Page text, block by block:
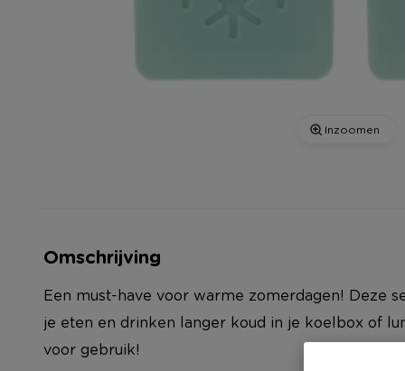
Inzoomen
Omschrijving
Een must-have voor warme zomerdagen! Deze
je eten en drinken langer koud in je koelbox of
voor gebruik!